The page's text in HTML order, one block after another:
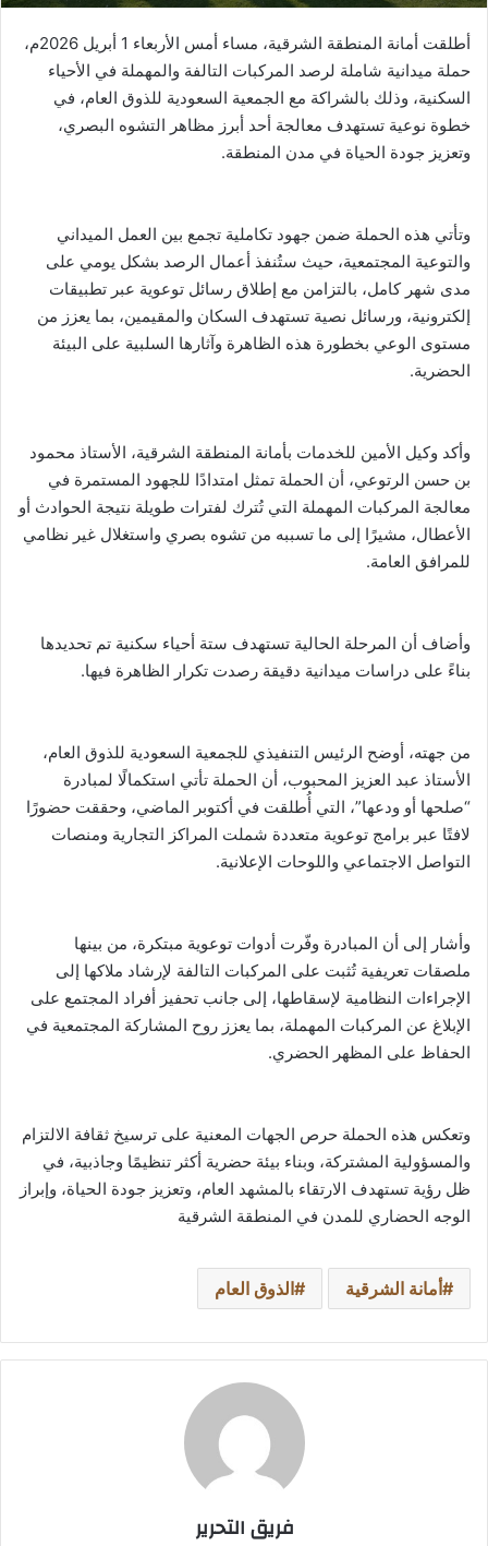
أطلقت أمانة المنطقة الشرقية، مساء أمس الأربعاء 1 أبريل 2026م،
حملة ميدانية شاملة لرصد المركبات التالفة والمهملة في الأحياء
السكنية، وذلك بالشراكة مع الجمعية السعودية للذوق العام، في
خطوة نوعية تستهدف معالجة أحد أبرز مظاهر التشوه البصري،
وتعزيز جودة الحياة في مدن المنطقة.
وتأتي هذه الحملة ضمن جهود تكاملية تجمع بين العمل الميداني
والتوعية المجتمعية، حيث ستُنفذ أعمال الرصد بشكل يومي على
مدى شهر كامل، بالتزامن مع إطلاق رسائل توعوية عبر تطبيقات
إلكترونية، ورسائل نصية تستهدف السكان والمقيمين، بما يعزز من
مستوى الوعي بخطورة هذه الظاهرة وآثارها السلبية على البيئة
الحضرية.
وأكد وكيل الأمين للخدمات بأمانة المنطقة الشرقية، الأستاذ محمود
بن حسن الرتوعي، أن الحملة تمثل امتدادًا للجهود المستمرة في
معالجة المركبات المهملة التي تُترك لفترات طويلة نتيجة الحوادث أو
الأعطال، مشيرًا إلى ما تسببه من تشوه بصري واستغلال غير نظامي
للمرافق العامة.
وأضاف أن المرحلة الحالية تستهدف ستة أحياء سكنية تم تحديدها
بناءً على دراسات ميدانية دقيقة رصدت تكرار الظاهرة فيها.
من جهته، أوضح الرئيس التنفيذي للجمعية السعودية للذوق العام،
الأستاذ عبد العزيز المحبوب، أن الحملة تأتي استكمالًا لمبادرة
“صلحها أو ودعها”، التي أُطلقت في أكتوبر الماضي، وحققت حضورًا
لافتًا عبر برامج توعوية متعددة شملت المراكز التجارية ومنصات
التواصل الاجتماعي واللوحات الإعلانية.
وأشار إلى أن المبادرة وفّرت أدوات توعوية مبتكرة، من بينها
ملصقات تعريفية تُثبت على المركبات التالفة لإرشاد ملاكها إلى
الإجراءات النظامية لإسقاطها، إلى جانب تحفيز أفراد المجتمع على
الإبلاغ عن المركبات المهملة، بما يعزز روح المشاركة المجتمعية في
الحفاظ على المظهر الحضري.
وتعكس هذه الحملة حرص الجهات المعنية على ترسيخ ثقافة الالتزام
والمسؤولية المشتركة، وبناء بيئة حضرية أكثر تنظيمًا وجاذبية، في
ظل رؤية تستهدف الارتقاء بالمشهد العام، وتعزيز جودة الحياة، وإبراز
الوجه الحضاري للمدن في المنطقة الشرقية
أمانة الشرقية الذوق العام
فريق التحرير